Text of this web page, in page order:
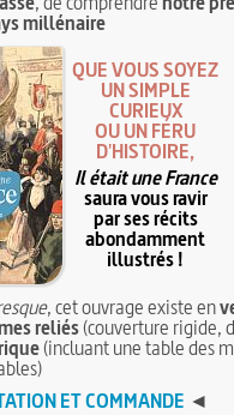
millénaire
QUE VOUS SOYEZ
UN SIMPLE
CURIEUX
OU UN FÉRU
D'HISTOIRE,
Il était une France
saura vous ravir
par ses récits
abondamment
illustrés !
, cet ouvrage existe en
reliés(couverture rigide,
(incluant une table des
ET COMMANDE ◄